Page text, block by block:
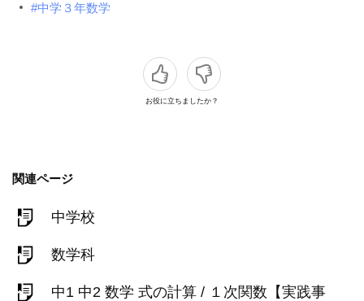
#中学３年数学
お役に立ちましたか？
関連ページ
中学校
数学科
中1 中2 数学 式の計算 / １次関数【実践事